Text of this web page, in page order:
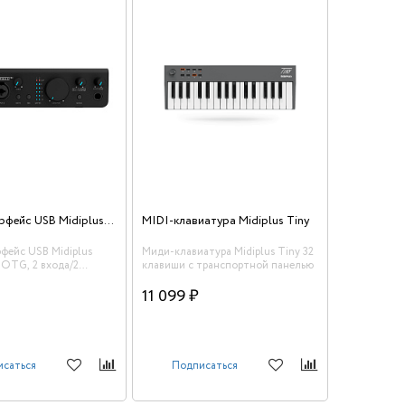
Аудиоинтерфейс USB Midiplus Studio 2 pro OTG
USB Midiplus
2 входа/2
MIDI-клавиатура Midiplus Tiny
Миди-клавиатура Midiplus Tiny 32
клавиши с транспортной панелью
11 099 ₽
Подписаться